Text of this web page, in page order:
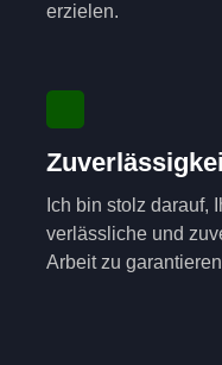
erzielen.
Ich bin stolz darauf,
verlässliche und
Arbeit zu